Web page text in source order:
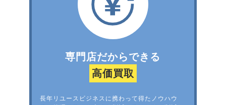
専門店だからできる
高価買取
長年リユースビジネスに携わって得たノウハウ